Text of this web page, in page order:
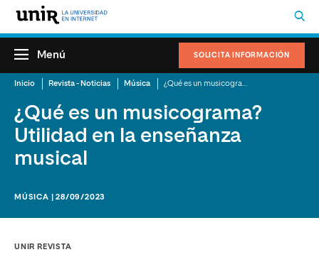
SOLICITA INFORMACIÓN
Menú
Inicio Revista - Noticias Música
¿Qué es un musicograma?
Utilidad en la enseñanza
musical
MÚSICA | 28/09/2023
UNIR REVISTA